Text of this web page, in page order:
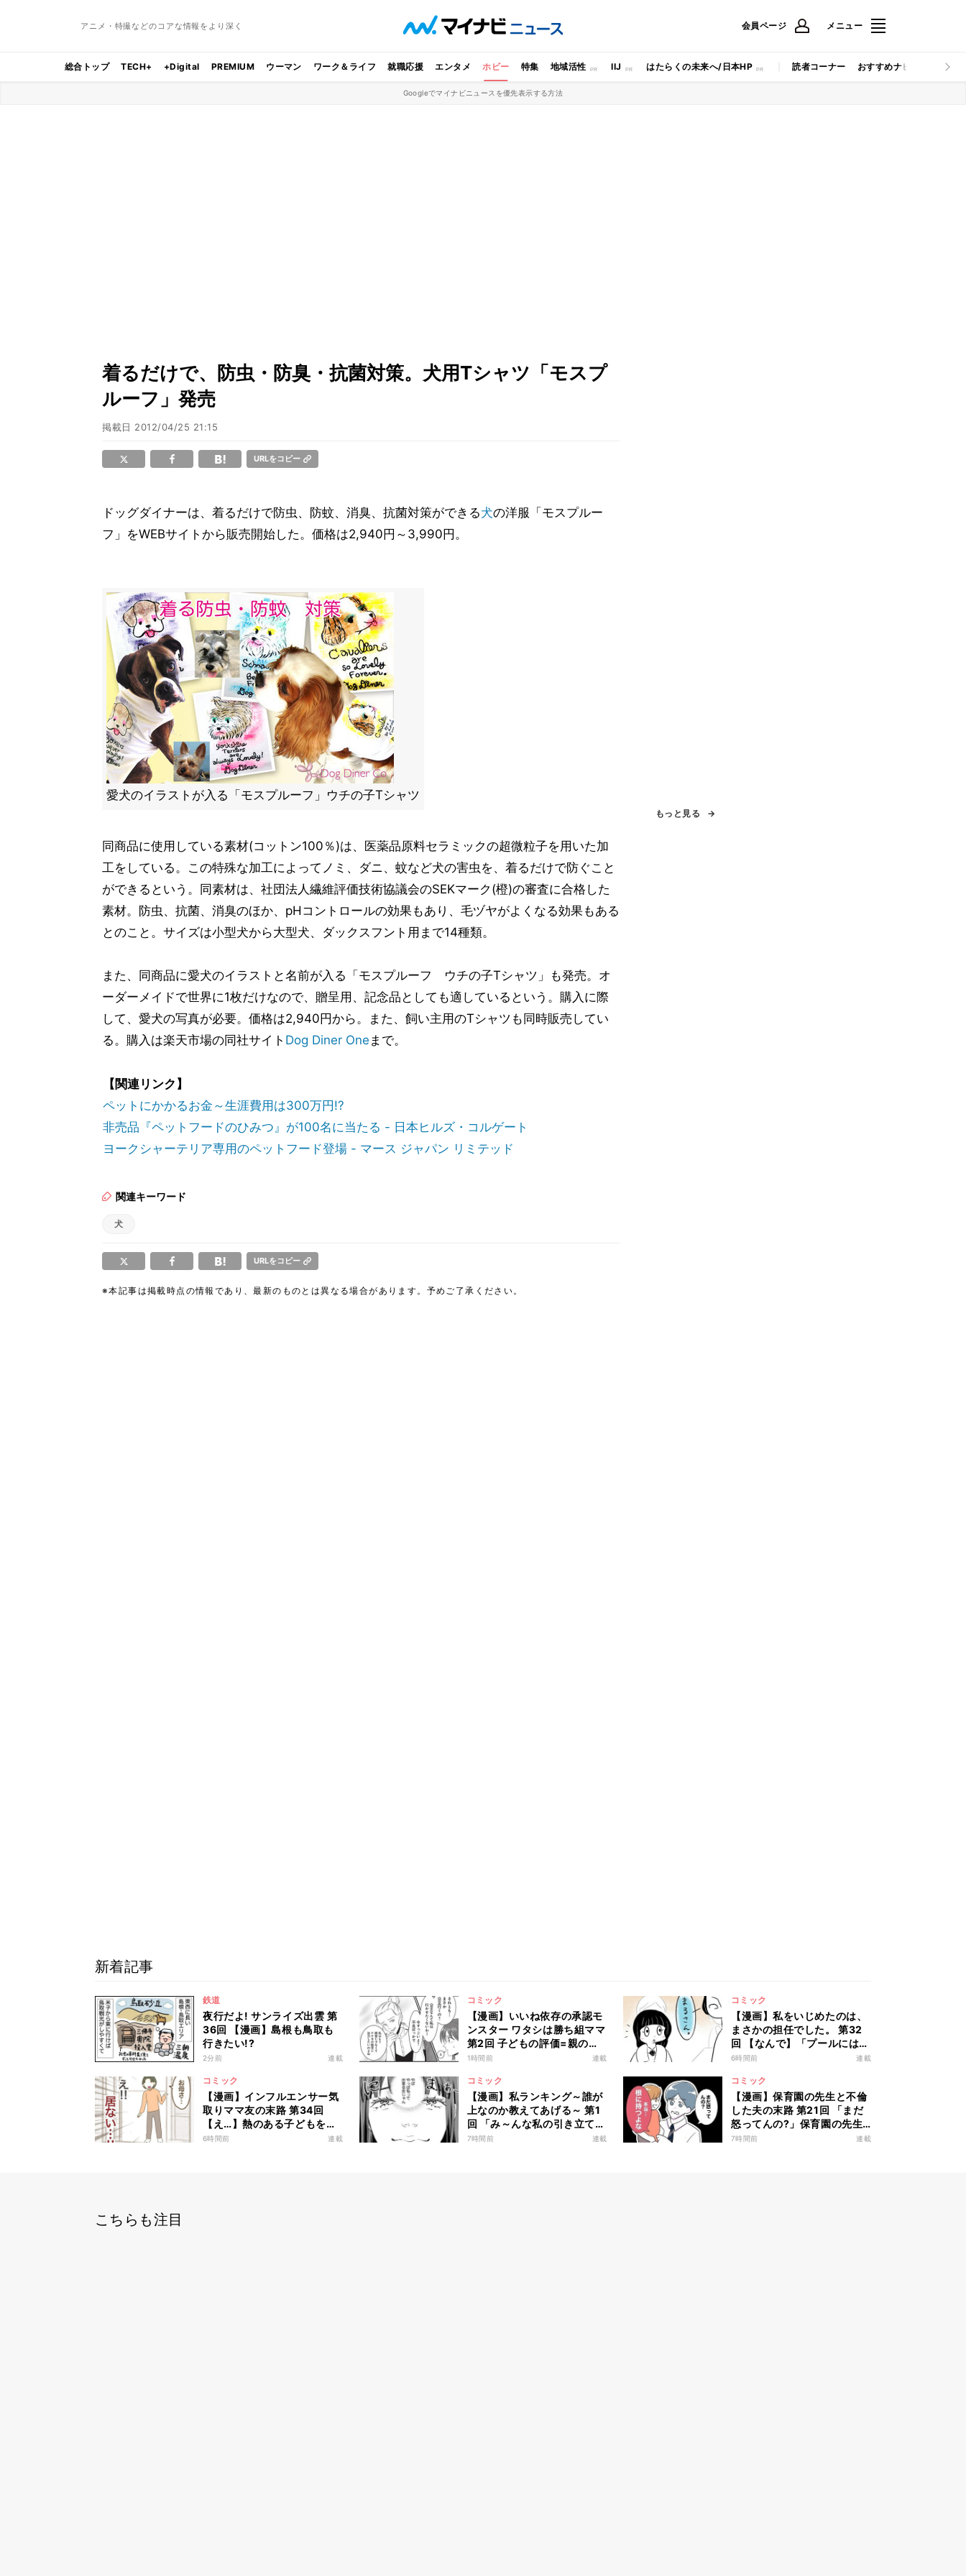
アニメ・特撮などのコアな情報をより深く 会員ページ メニュー
総合トップ TECH+ +Digital PREMIUM ウーマン ワーク＆ライフ 就職応援 エンタメ ホビー 特集 地域活性 IIJ はたらくの未来へ/日本HP 読者コーナー おすすめナビ マイナビ
Googleでマイナビニュースを優先表示する方法
着るだけで、防虫・防臭・抗菌対策。犬用Tシャツ「モスプ
ルーフ」発売
掲載日 2012/04/25 21:15
URLをコピー
ドッグダイナーは、着るだけで防虫、防蚊、消臭、抗菌対策ができる犬の洋服「モスプルー
フ」をWEBサイトから販売開始した。価格は2,940円～3,990円。
愛犬のイラストが入る「モスプルーフ」ウチの子Tシャツ
同商品に使用している素材(コットン100％)は、医薬品原料セラミックの超微粒子を用いた加
工をしている。この特殊な加工によってノミ、ダニ、蚊など犬の害虫を、着るだけで防ぐこと
ができるという。同素材は、社団法人繊維評価技術協議会のSEKマーク(橙)の審査に合格した
素材。防虫、抗菌、消臭のほか、pHコントロールの効果もあり、毛ヅヤがよくなる効果もある
とのこと。サイズは小型犬から大型犬、ダックスフント用まで14種類。
また、同商品に愛犬のイラストと名前が入る「モスプルーフ ウチの子Tシャツ」も発売。オ
ーダーメイドで世界に1枚だけなので、贈呈用、記念品としても適しているという。購入に際
して、愛犬の写真が必要。価格は2,940円から。また、飼い主用のTシャツも同時販売してい
る。購入は楽天市場の同社サイト Dog Diner One まで。
【関連リンク】
ペットにかかるお金～生涯費用は300万円!?
非売品『ペットフードのひみつ』が100名に当たる - 日本ヒルズ・コルゲート
ヨークシャーテリア専用のペットフード登場 - マース ジャパン リミテッド
関連キーワード
犬
URLをコピー
※本記事は掲載時点の情報であり、最新のものとは異なる場合があります。予めご了承ください。
もっと見る
新着記事
鉄道
夜行だよ! サンライズ出雲 第
36回 【漫画】島根も鳥取も
行きたい!?
2分前 連載
コミック
【漫画】いいね依存の承認モ
ンスター ワタシは勝ち組ママ
第2回 子どもの評価=親の評
価? 0歳から始まる"お受験準
1時間前 連載
コミック
【漫画】私をいじめたのは、
まさかの担任でした。 第32
回 【なんで】「プールには入
れません」担任が出した“条
6時間前 連載
コミック
【漫画】インフルエンサー気
取りママ友の末路 第34回
【え…】熱のある子どもを保
育園に置いてまさかの逃走!?
6時間前 連載
コミック
【漫画】私ランキング～誰が
上なのか教えてあげる～ 第1
回 「み～んな私の引き立て
役」使えない同僚、シゴデキ
7時間前 連載
コミック
【漫画】保育園の先生と不倫
した夫の末路 第21回 「まだ
怒ってんの?」保育園の先生
と浮気した夫、娘に触らない
7時間前 連載
こちらも注目